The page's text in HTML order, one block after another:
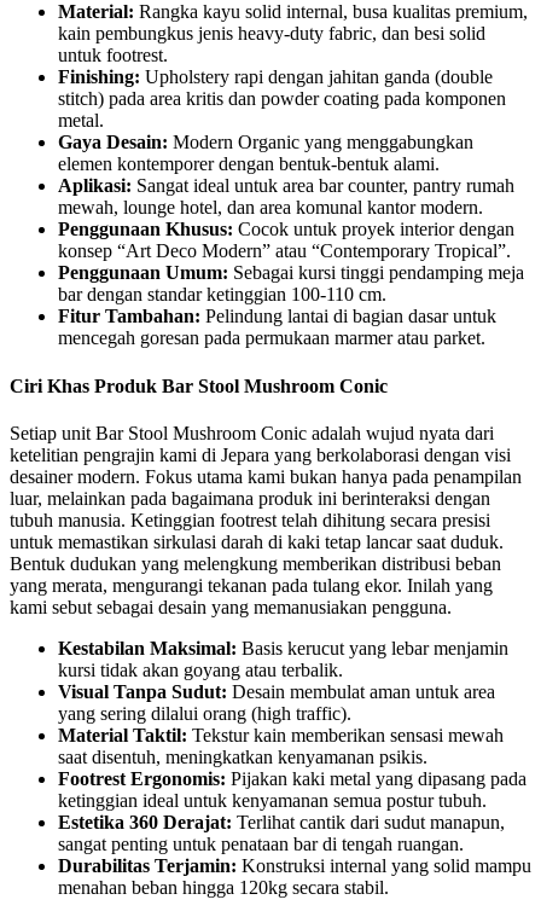
Material: Rangka kayu solid internal, busa kualitas premium,
kain pembungkus jenis heavy-duty fabric, dan besi solid
untuk footrest.
Finishing: Upholstery rapi dengan jahitan ganda (double
stitch) pada area kritis dan powder coating pada komponen
metal.
Gaya Desain: Modern Organic yang menggabungkan
elemen kontemporer dengan bentuk-bentuk alami.
Aplikasi: Sangat ideal untuk area bar counter, pantry rumah
mewah, lounge hotel, dan area komunal kantor modern.
Penggunaan Khusus: Cocok untuk proyek interior dengan
konsep “Art Deco Modern” atau “Contemporary Tropical”.
Penggunaan Umum: Sebagai kursi tinggi pendamping meja
bar dengan standar ketinggian 100-110 cm.
Fitur Tambahan: Pelindung lantai di bagian dasar untuk
mencegah goresan pada permukaan marmer atau parket.
Ciri Khas Produk Bar Stool Mushroom Conic
Setiap unit Bar Stool Mushroom Conic adalah wujud nyata dari
ketelitian pengrajin kami di Jepara yang berkolaborasi dengan visi
desainer modern. Fokus utama kami bukan hanya pada penampilan
luar, melainkan pada bagaimana produk ini berinteraksi dengan
tubuh manusia. Ketinggian footrest telah dihitung secara presisi
untuk memastikan sirkulasi darah di kaki tetap lancar saat duduk.
Bentuk dudukan yang melengkung memberikan distribusi beban
yang merata, mengurangi tekanan pada tulang ekor. Inilah yang
kami sebut sebagai desain yang memanusiakan pengguna.
Kestabilan Maksimal: Basis kerucut yang lebar menjamin
kursi tidak akan goyang atau terbalik.
Visual Tanpa Sudut: Desain membulat aman untuk area
yang sering dilalui orang (high traffic).
Material Taktil: Tekstur kain memberikan sensasi mewah
saat disentuh, meningkatkan kenyamanan psikis.
Footrest Ergonomis: Pijakan kaki metal yang dipasang pada
ketinggian ideal untuk kenyamanan semua postur tubuh.
Estetika 360 Derajat: Terlihat cantik dari sudut manapun,
sangat penting untuk penataan bar di tengah ruangan.
Durabilitas Terjamin: Konstruksi internal yang solid mampu
menahan beban hingga 120kg secara stabil.